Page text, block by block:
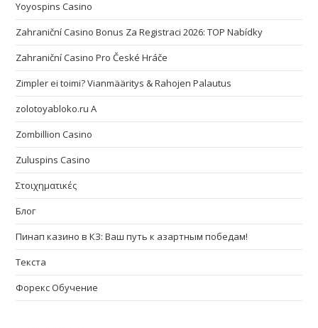
Yoyospins Casino
Zahraniční Casino Bonus Za Registraci 2026: TOP Nabídky
Zahraniční Casino Pro České Hráče
Zimpler ei toimi? Vianmääritys & Rahojen Palautus
zolotoyabloko.ru A
Zombillion Casino
Zuluspins Casino
Στοιχηματικές
Блог
Пинап казино в КЗ: Ваш путь к азартным победам!
Текста
Форекс Обучение